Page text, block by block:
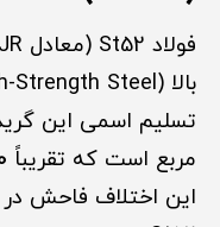
مربع است که تقریباً
این اختلاف فاحش